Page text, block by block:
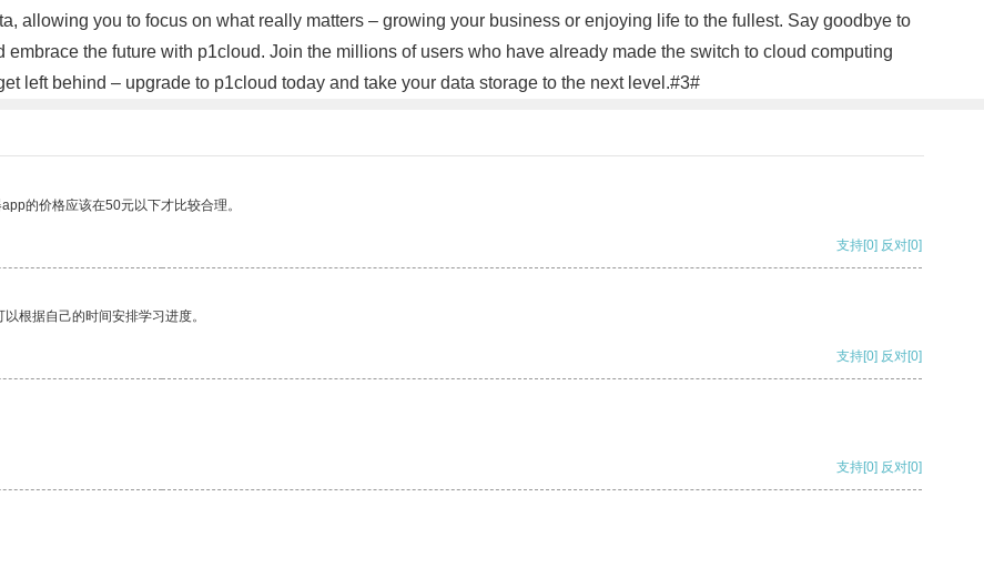
allowing you to focus on what really matters – growing your business or enjoying life to the fullest. Say goodbye to
the future with p1cloud. Join the millions of users who have already made the switch to cloud computing
left behind – upgrade to p1cloud today and take your data storage to the next level.#3#
的价格应该在50元以下才比较合理。
支持[0] 反对[0]
根据自己的时间安排学习进度。
支持[0] 反对[0]
支持[0] 反对[0]